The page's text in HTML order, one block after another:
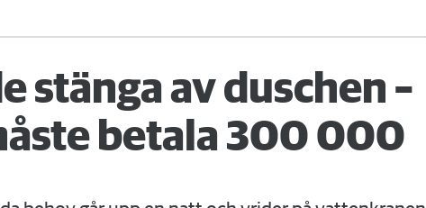
stänga av duschen –
betala 300 000